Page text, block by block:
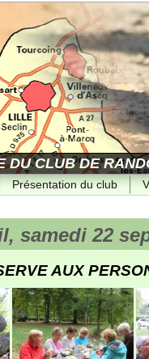
DU CLUB DE
Présentation du club
samedi 22
AUX